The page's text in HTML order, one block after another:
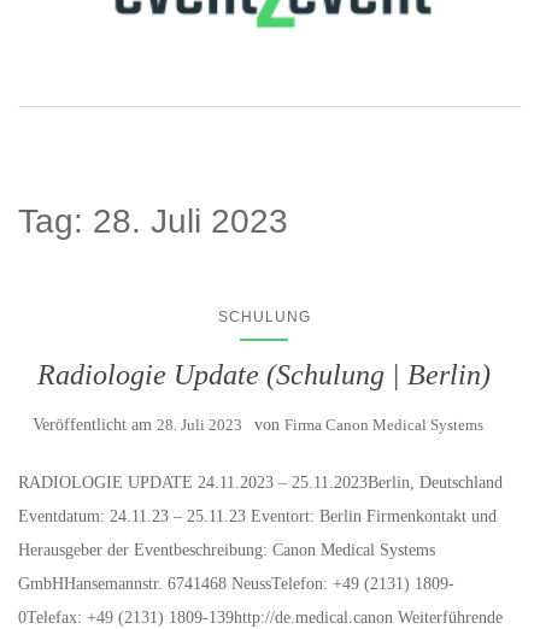
Tag: 28. Juli 2023
SCHULUNG
Radiologie Update (Schulung | Berlin)
Veröffentlicht am 28. Juli 2023 von Firma Canon Medical Systems
RADIOLOGIE UPDATE 24.11.2023 – 25.11.2023Berlin, Deutschland
Eventdatum: 24.11.23 – 25.11.23 Eventort: Berlin Firmenkontakt und
Herausgeber der Eventbeschreibung: Canon Medical Systems
GmbHHansemannstr. 6741468 NeussTelefon: +49 (2131) 1809-
0Telefax: +49 (2131) 1809-139http://de.medical.canon Weiterführende